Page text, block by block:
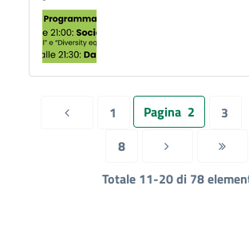
Pagina precedente
1 Pagina 2 3
8
Pagina
Totale 11-20 di 78